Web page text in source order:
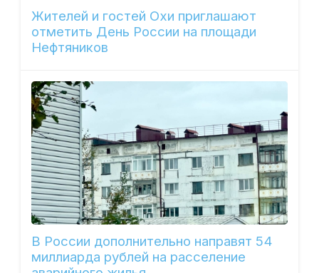
Жителей и гостей Охи приглашают
отметить День России на площади
Нефтяников
В России дополнительно направят 54
миллиарда рублей на расселение